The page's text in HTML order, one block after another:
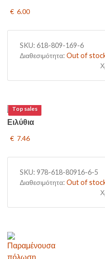
€ 6.00
SKU: 618-809-169-6
Διαθεσιμότητα: Out of
Top sales
Ειλύθια
€ 7.46
SKU: 978-618-80916-6-5
Διαθεσιμότητα: Out of